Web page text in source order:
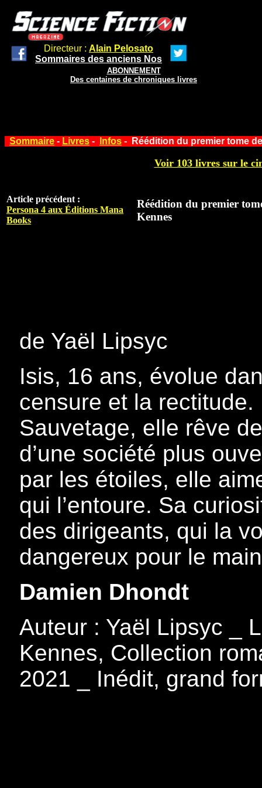
Directeur : Alain Pelosato
Sommaires des anciens Nos
ABONNEMENT
Des centaines de chroniques livres
Sommaire - Livres - Infos - Réédition du premier tome
Voir 103 livres sur le
Article précédent :
Persona 4 aux Éditions Mana
Books
Réédition du premier
Kennes
de Yaël Lipsyc
Isis, 16 ans, évolue
censure et la rectitude.
Sauvetage, elle rêve
d’une société plus
par les étoiles, elle
qui l’entoure. Sa
des dirigeants, qui la
dangereux pour le
Damien Dhondt
Auteur : Yaël Lipsyc _
Kennes, Collection
2021 _ Inédit, grand